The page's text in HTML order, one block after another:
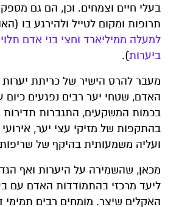
בעלי חיים וצמחים. וכן, הם גם
תרופות ומקום לטייל ולהירגע בו
למעלה ממיליארד וחצי בני אדם
ביערות).
מעבר להרס הישיר של כריתת יערות
האדם, שטחי יער רבים נפגעים כיום
בכמות המשקעים, התגברות תדירות
בהתקפות של מזיקי עצי יער, אירועי
ועליה משמעותית בהיקף של
מכאן, שהשמירה על היערות ואף
ליעד מרכזי בהתמודדות האדם עם
האקלים שיצר. מומחים רבים